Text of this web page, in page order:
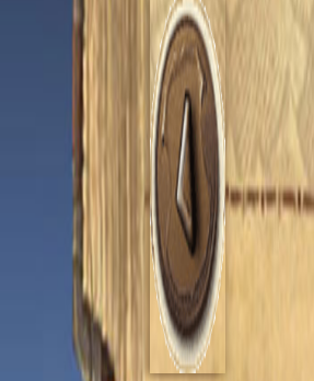
Жигалов В.Ф.